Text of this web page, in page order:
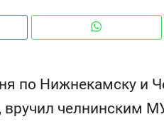
по Нижнекамску и
челнинским